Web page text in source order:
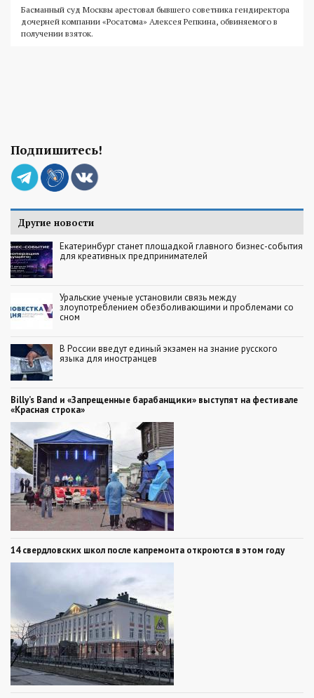
Басманный суд Москвы арестовал бывшего советника гендиректора
дочерней компании «Росатома» Алексея Репкина, обвиняемого в
получении взяток.
Подпишитесь!
Другие новости
Екатеринбург станет площадкой главного бизнес-события
для креативных предпринимателей
Уральские ученые установили связь между
злоупотреблением обезболивающими и проблемами со
сном
В России введут единый экзамен на знание русского
языка для иностранцев
Billy’s Band и «Запрещенные барабанщики» выступят на фестивале
«Красная строка»
14 свердловских школ после капремонта откроются в этом году